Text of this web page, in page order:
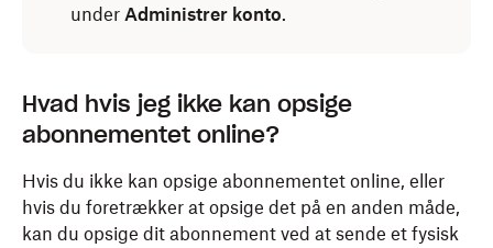
under Administrer konto.
Hvad hvis jeg ikke kan opsige
abonnementet online?
Hvis du ikke kan opsige abonnementet online, eller
hvis du foretrækker at opsige det på en anden måde,
kan du opsige dit abonnement ved at sende et fysisk